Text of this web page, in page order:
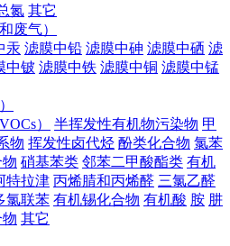
氮 其它
废气）
汞 滤膜中铅 滤膜中砷 滤膜中硒 滤
中铍 滤膜中铁 滤膜中铜 滤膜中锰
）
半挥发性有机物污染物 甲
物 挥发性卤代烃 酚类化合物 氯苯
硝基苯类 邻苯二甲酸酯类 有机
特拉津 丙烯腈和丙烯醛 三氯乙醛
氯联苯 有机锡化合物 有机酸 胺 肼
其它